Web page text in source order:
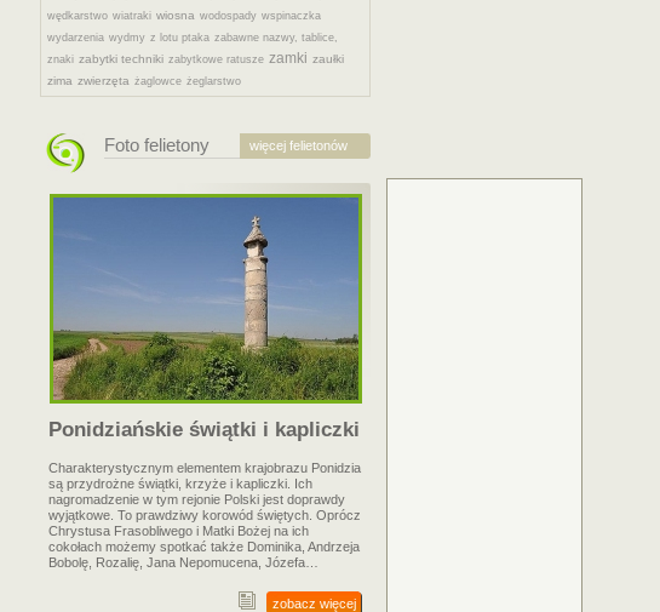
wędkarstwo wiatraki wiosna wodospady wspinaczka
wydarzenia wydmy z lotu ptaka zabawne nazwy, tablice,
znaki zabytki techniki zabytkowe ratusze zamki zaułki
zima zwierzęta żaglowce żeglarstwo
więcej felietonów
Foto felietony
Ponidziańskie świątki i kapliczki
Charakterystycznym elementem krajobrazu Ponidzia
są przydrożne świątki, krzyże i kapliczki. Ich
nagromadzenie w tym rejonie Polski jest doprawdy
wyjątkowe. To prawdziwy korowód świętych. Oprócz
Chrystusa Frasobliwego i Matki Bożej na ich
cokołach możemy spotkać także Dominika, Andrzeja
Bobolę, Rozalię, Jana Nepomucena, Józefa…
zobacz więcej